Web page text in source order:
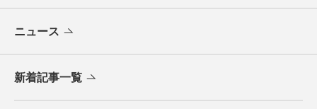
ニュース
新着記事一覧